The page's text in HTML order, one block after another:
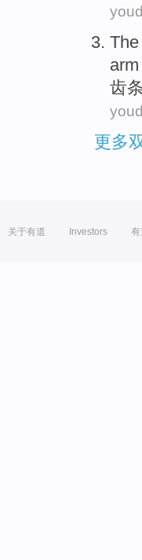
The
arm
齿
更多
关于有道 Investors